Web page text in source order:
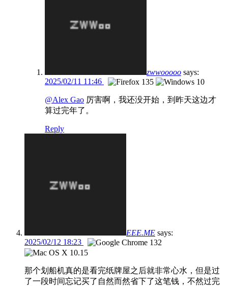
zwwooooo says:
2025/02/11 11:46
@Alex Gao 厉害啊，我还没开始，到昨天这边才
算过完年了。
Reply
EEE.ME says:
2025/02/12 18:23
那个划船机真的是看完纸牌屋之后就非常心水，但是过
了一段时间忘记买了自然而然省下了这笔钱，不然过完